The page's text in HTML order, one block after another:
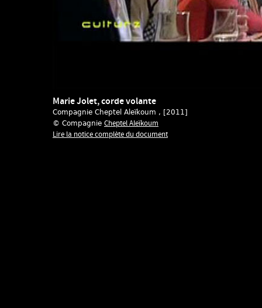
Marie Jolet, corde volante
Compagnie Cheptel Aleïkoum , [2011]
© Compagnie Cheptel Aleïkoum
Lire la notice complète du document